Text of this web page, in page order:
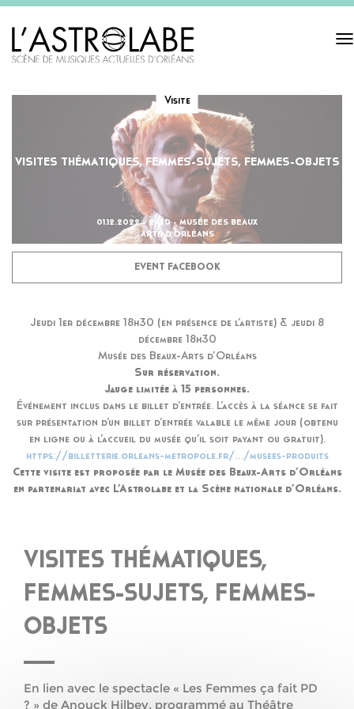
Visite
VISITES THÉMATIQUES, FEMMES-SUJETS, FEMMES-OBJETS
01.12.2022 - 2H30 - MUSÉE DES BEAUX
ARTS D'ORLÉANS
EVENT FACEBOOK
Jeudi 1er décembre 18h30 (en présence de l’artiste) & jeudi 8
décembre 18h30
Musée des Beaux-Arts d’Orléans
Sur réservation.
Jauge limitée à 15 personnes.
Événement inclus dans le billet d’entrée. L’accès à la séance se fait
sur présentation d’un billet d’entrée valable le même jour (obtenu
en ligne ou à l’accueil du musée qu’il soit payant ou gratuit).
https://billetterie.orleans-metropole.fr/…/musees-produits
Cette visite est proposée par le Musée des Beaux-Arts d’Orléans
en partenariat avec L’Astrolabe et la Scène nationale d’Orléans.
VISITES THÉMATIQUES,
FEMMES-SUJETS, FEMMES-
OBJETS
En lien avec le spectacle « Les Femmes ça fait PD
? » de Anouck Hilbey, programmé au Théâtre